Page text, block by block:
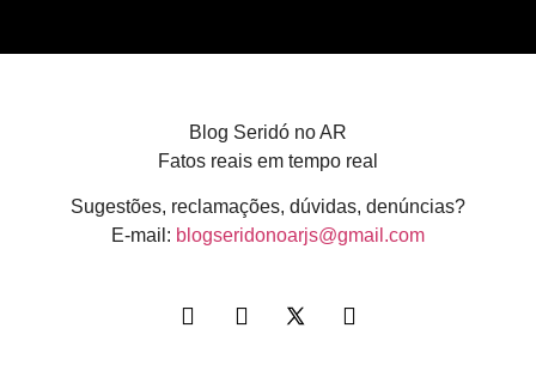
Blog Seridó no AR
Fatos reais em tempo real
Sugestões, reclamações, dúvidas, denúncias?
E-mail: blogseridonoarjs@gmail.com